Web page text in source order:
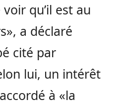
qu’il est au
a déclaré
cité par
lui, un intérêt
à «la